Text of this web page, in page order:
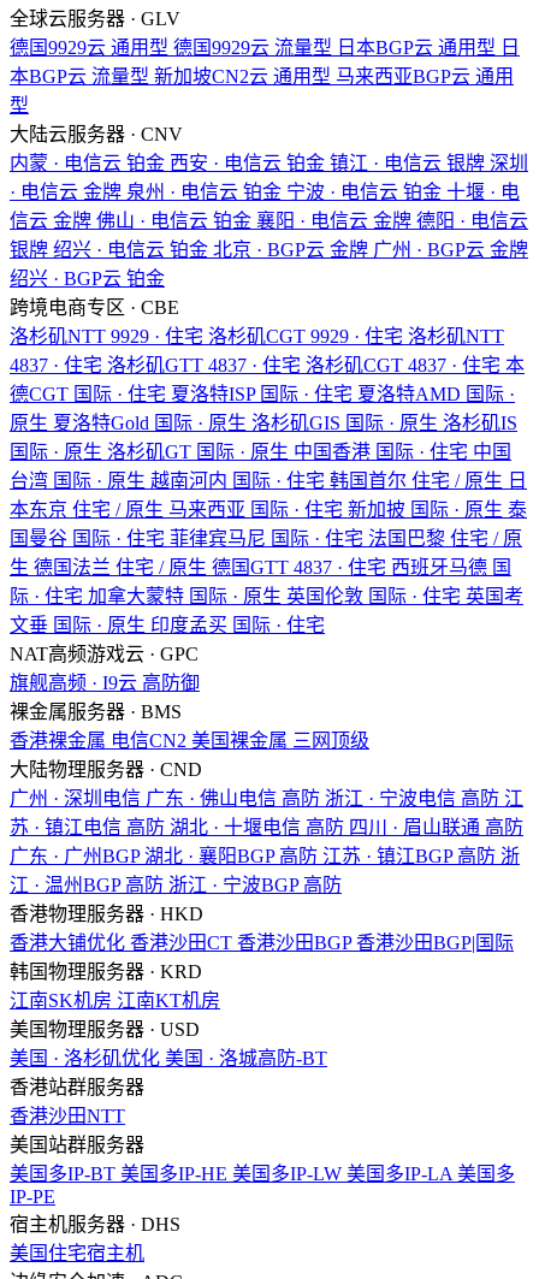
全球云服务器 · GLV
德国9929云 通用型 德国9929云 流量型 日本BGP云 通用型 日
本BGP云 流量型 新加坡CN2云 通用型 马来西亚BGP云 通用
型
大陆云服务器 · CNV
内蒙 · 电信云 铂金 西安 · 电信云 铂金 镇江 · 电信云 银牌 深圳
· 电信云 金牌 泉州 · 电信云 铂金 宁波 · 电信云 铂金 十堰 · 电
信云 金牌 佛山 · 电信云 铂金 襄阳 · 电信云 金牌 德阳 · 电信云
银牌 绍兴 · 电信云 铂金 北京 · BGP云 金牌 广州 · BGP云 金牌
绍兴 · BGP云 铂金
跨境电商专区 · CBE
洛杉矶NTT 9929 · 住宅 洛杉矶CGT 9929 · 住宅 洛杉矶NTT
4837 · 住宅 洛杉矶GTT 4837 · 住宅 洛杉矶CGT 4837 · 住宅 本
德CGT 国际 · 住宅 夏洛特ISP 国际 · 住宅 夏洛特AMD 国际 ·
原生 夏洛特Gold 国际 · 原生 洛杉矶GIS 国际 · 原生 洛杉矶IS
国际 · 原生 洛杉矶GT 国际 · 原生 中国香港 国际 · 住宅 中国
台湾 国际 · 原生 越南河内 国际 · 住宅 韩国首尔 住宅 / 原生 日
本东京 住宅 / 原生 马来西亚 国际 · 住宅 新加披 国际 · 原生 泰
国曼谷 国际 · 住宅 菲律宾马尼 国际 · 住宅 法国巴黎 住宅 / 原
生 德国法兰 住宅 / 原生 德国GTT 4837 · 住宅 西班牙马德 国
际 · 住宅 加拿大蒙特 国际 · 原生 英国伦敦 国际 · 住宅 英国考
文垂 国际 · 原生 印度孟买 国际 · 住宅
NAT高频游戏云 · GPC
旗舰高频 · I9云 高防御
裸金属服务器 · BMS
香港裸金属 电信CN2 美国裸金属 三网顶级
大陆物理服务器 · CND
广州 · 深圳电信 广东 · 佛山电信 高防 浙江 · 宁波电信 高防 江
苏 · 镇江电信 高防 湖北 · 十堰电信 高防 四川 · 眉山联通 高防
广东 · 广州BGP 湖北 · 襄阳BGP 高防 江苏 · 镇江BGP 高防 浙
江 · 温州BGP 高防 浙江 · 宁波BGP 高防
香港物理服务器 · HKD
香港大铺优化 香港沙田CT 香港沙田BGP 香港沙田BGP|国际
韩国物理服务器 · KRD
江南SK机房 江南KT机房
美国物理服务器 · USD
美国 · 洛杉矶优化 美国 · 洛城高防-BT
香港站群服务器
香港沙田NTT
美国站群服务器
美国多IP-BT 美国多IP-HE 美国多IP-LW 美国多IP-LA 美国多
IP-PE
宿主机服务器 · DHS
美国住宅宿主机